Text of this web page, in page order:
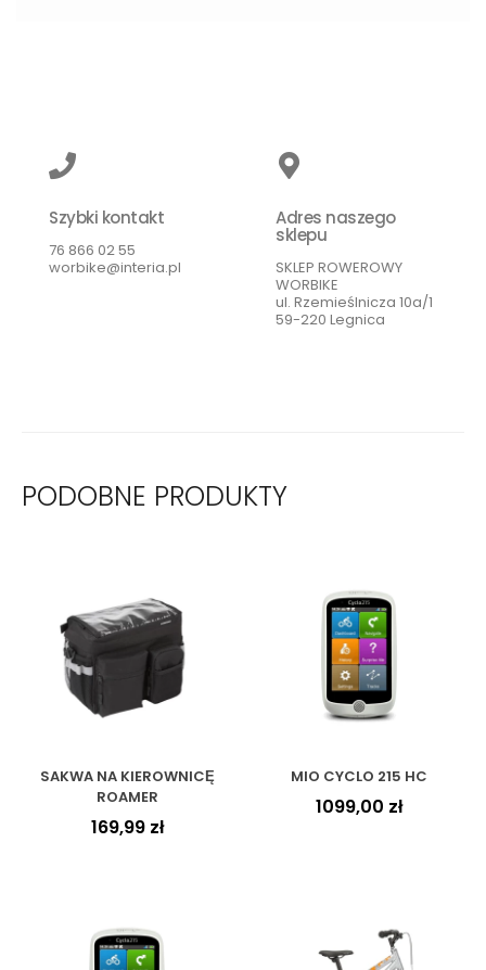
Szybki kontakt
76 866 02 55
worbike@interia.pl
Adres naszego
sklepu
SKLEP ROWEROWY
WORBIKE
ul. Rzemieślnicza 10a/1
59-220 Legnica
PODOBNE PRODUKTY
SAKWA NA KIEROWNICĘ
ROAMER
169,99 zł
MIO CYCLO 215 HC
1099,00 zł